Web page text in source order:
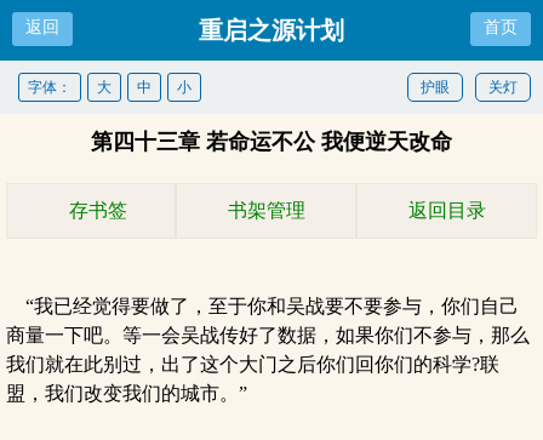
返回 重启之源计划 首页
关灯
护眼
字体： 大 中 小
第四十三章 若命运不公 我便逆天改命
存书签 书架管理 返回目录
“我已经觉得要做了，至于你和吴战要不要参与，你们自己
商量一下吧。等一会吴战传好了数据，如果你们不参与，那么
我们就在此别过，出了这个大门之后你们回你们的科学?联
盟，我们改变我们的城市。”